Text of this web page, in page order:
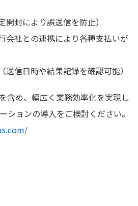
開封により誤送信を防止）
会社との連携により各種支払いが
送信日時や結果記録を確認可能）
含め、幅広く業務効率化を実現し
ションの導入をご検討ください。